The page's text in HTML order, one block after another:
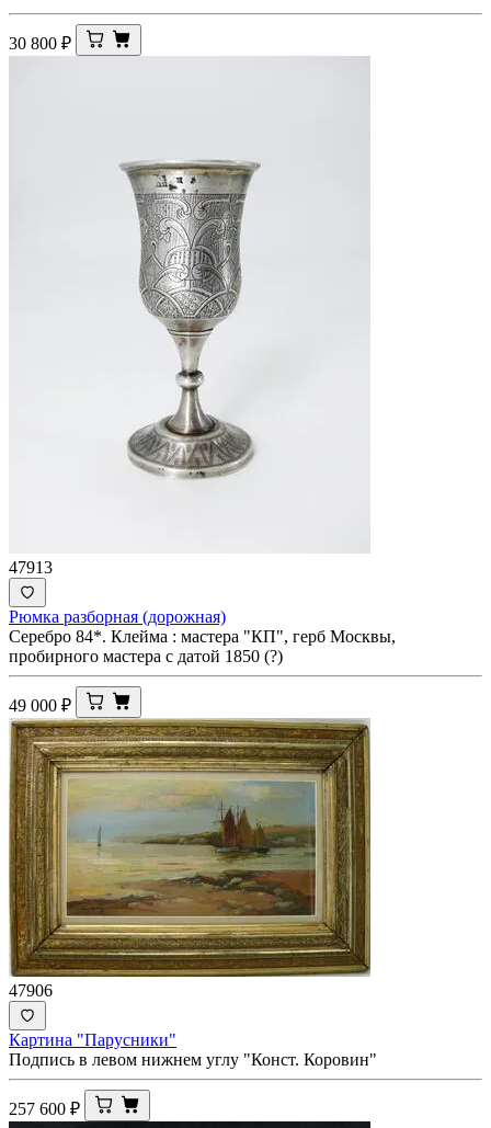
30 800 ₽
47913
Рюмка разборная (дорожная)
Серебро 84*. Клейма : мастера "КП", герб Москвы,
пробирного мастера с датой 1850 (?)
49 000 ₽
47906
Картина "Парусники"
Подпись в левом нижнем углу "Конст. Коровин"
257 600 ₽